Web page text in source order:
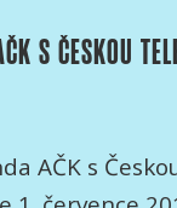
S ČESKOU
AČK s